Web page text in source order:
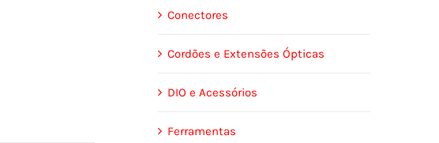
Conectores
Cordões e Extensões Ópticas
DIO e Acessórios
Ferramentas